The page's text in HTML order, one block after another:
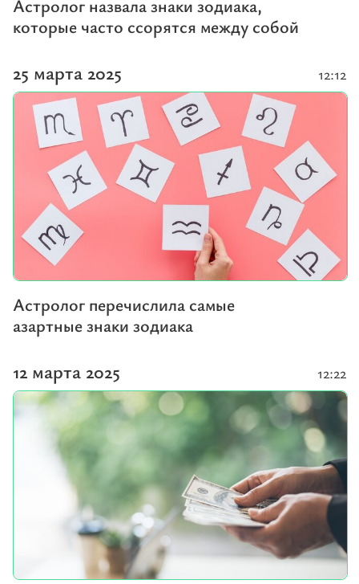
Астролог назвала знаки зодиака,
которые часто ссорятся между собой
25 марта 2025
Астролог перечислила самые
азартные знаки зодиака
12:12
12 марта 2025 12:22